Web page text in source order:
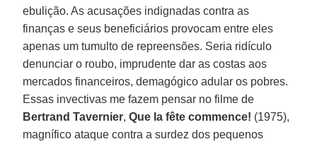
ebulição. As acusações indignadas contra as
finanças e seus beneficiários provocam entre eles
apenas um tumulto de repreensões. Seria ridículo
denunciar o roubo, imprudente dar as costas aos
mercados financeiros, demagógico adular os pobres.
Essas invectivas me fazem pensar no filme de
Bertrand Tavernier,Que la fête commence! (1975),
magnífico ataque contra a surdez dos pequenos